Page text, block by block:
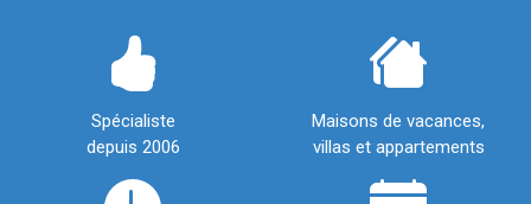
Spécialiste
depuis 2006
Maisons de vacances,
villas et appartements